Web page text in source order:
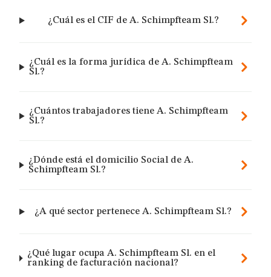
¿Cuál es el CIF de A. Schimpfteam Sl.?
¿Cuál es la forma jurídica de A. Schimpfteam
Sl.?
¿Cuántos trabajadores tiene A. Schimpfteam
Sl.?
¿Dónde está el domicilio Social de A.
Schimpfteam Sl.?
¿A qué sector pertenece A. Schimpfteam Sl.?
¿Qué lugar ocupa A. Schimpfteam Sl. en el
ranking de facturación nacional?